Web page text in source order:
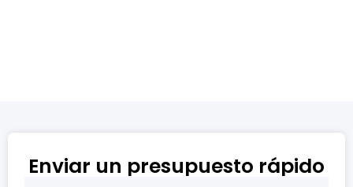
Enviar un presupuesto rápido